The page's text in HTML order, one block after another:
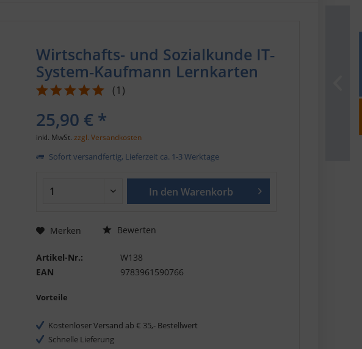
Wirtschafts- und Sozialkunde IT‐
System‐Kaufmann Lernkarten
(1 )
25,90 € *
inkl. MwSt.zzgl. Versandkosten
Sofort versandfertig, Lieferzeit ca. 1-3 Werktage
In den Warenkorb
Merken Bewerten
Artikel-Nr.:
W138
EAN
9783961590766
Vorteile
Kostenloser Versand ab € 35,- Bestellwert
Schnelle Lieferung